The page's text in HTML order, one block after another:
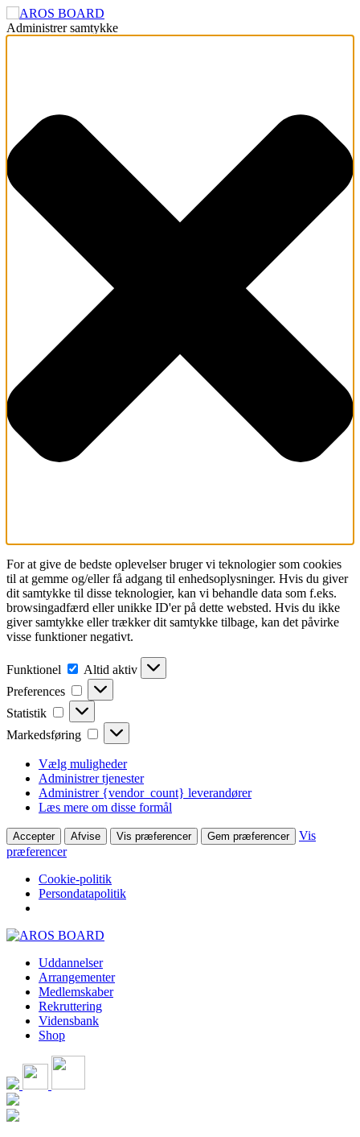
Administrer samtykke
For at give de bedste oplevelser bruger vi teknologier som cookies
til at gemme og/eller få adgang til enhedsoplysninger. Hvis du giver
dit samtykke til disse teknologier, kan vi behandle data som f.eks.
browsingadfærd eller unikke ID'er på dette websted. Hvis du ikke
giver samtykke eller trækker dit samtykke tilbage, kan det påvirke
visse funktioner negativt.
Funktionel Funktionel
Altid aktiv
Preferences
Preferences
Statistik Statistik
Markedsføring Markedsføring
Vælg muligheder
Administrer tjenester
Administrer {vendor_count} leverandører
Læs mere om disse formål
Accepter Afvise Vis præferencer Gem præferencer
Vis
præferencer
Cookie-politik
Persondatapolitik
Skip
contentUddannelser
Arrangementer
Medlemskaber
Rekruttering
Vidensbank
Shop